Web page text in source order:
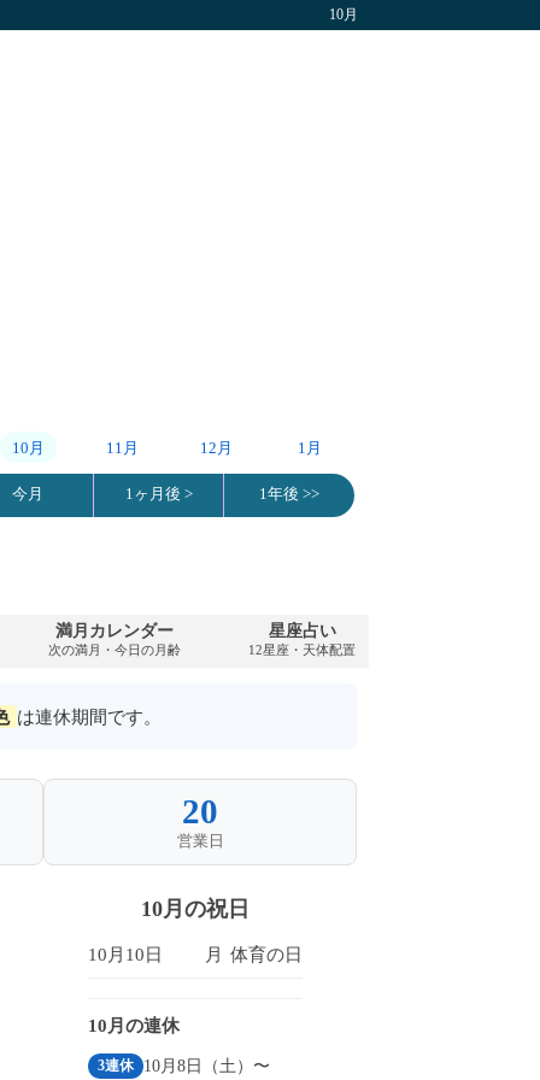
10月
10月 11月 12月 1月
今月 1ヶ月後 > 1年後 >>
満月カレンダー
次の満月・今日の月齢
星座占い
12星座・天体配置
は連休期間です。
20
営業日
10月の祝日
10月10日 月 体育の日
10月の連休
3連休 10月8日（土）〜